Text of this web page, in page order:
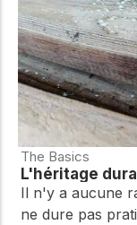
The Basics
L'héritage
Il n'y a aucune
ne dure pas